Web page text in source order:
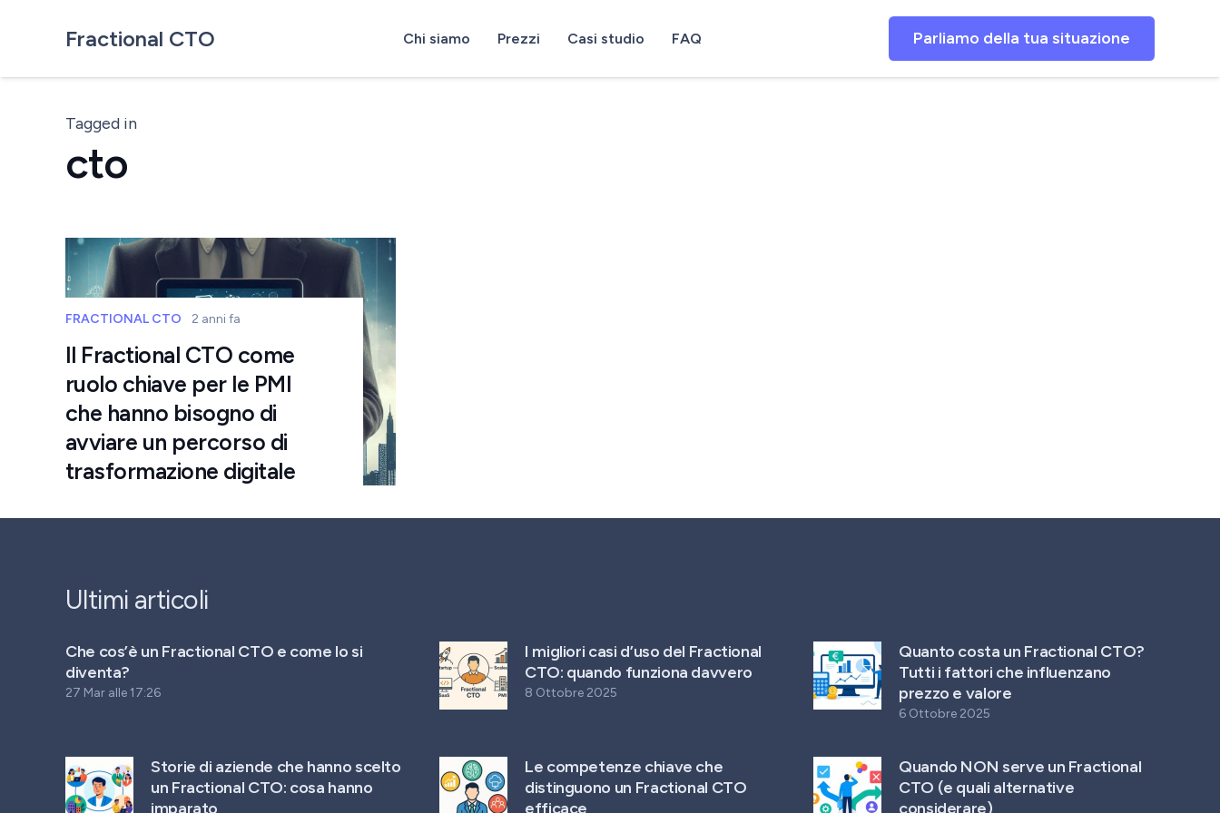
Fractional CTO Chi siamo Prezzi Casi studio FAQ Parliamo della tua situazione
Tagged in
cto
FRACTIONAL CTO 2 anni fa
Il Fractional CTO come
ruolo chiave per le PMI
che hanno bisogno di
avviare un percorso di
trasformazione digitale
Ultimi articoli
Che cos’è un Fractional CTO e come lo si
diventa?
27 Mar alle 17:26
I migliori casi d’uso del Fractional
CTO: quando funziona davvero
8 Ottobre 2025
Quanto costa un Fractional CTO?
Tutti i fattori che influenzano
prezzo e valore
6 Ottobre 2025
Storie di aziende che hanno scelto
un Fractional CTO: cosa hanno
imparato
Le competenze chiave che
distinguono un Fractional CTO
efficace
Quando NON serve un Fractional
CTO (e quali alternative
considerare)